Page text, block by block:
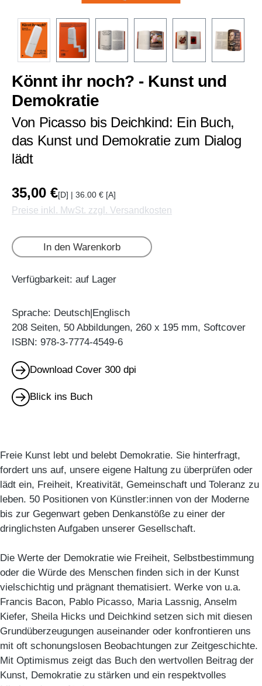
Könnt ihr noch? - Kunst und
Demokratie
Von Picasso bis Deichkind: Ein Buch,
das Kunst und Demokratie zum Dialog
lädt
35,00 €[D] | 36.00 € [A]
Preise inkl. MwSt. zzgl. Versandkosten
In den Warenkorb
Verfügbarkeit: auf Lager
Sprache: Deutsch|Englisch
208 Seiten, 50 Abbildungen, 260 x 195 mm, Softcover
ISBN: 978-3-7774-4549-6
Download Cover 300 dpi
Blick ins Buch
Freie Kunst lebt und belebt Demokratie. Sie hinterfragt,
fordert uns auf, unsere eigene Haltung zu überprüfen oder
lädt ein, Freiheit, Kreativität, Gemeinschaft und Toleranz zu
leben. 50 Positionen von Künstler:innen von der Moderne
bis zur Gegenwart geben Denkanstöße zu einer der
dringlichsten Aufgaben unserer Gesellschaft.
Die Werte der Demokratie wie Freiheit, Selbstbestimmung
oder die Würde des Menschen finden sich in der Kunst
vielschichtig und prägnant thematisiert. Werke von u.a.
Francis Bacon, Pablo Picasso, Maria Lassnig, Anselm
Kiefer, Sheila Hicks und Deichkind setzen sich mit diesen
Grundüberzeugungen auseinander oder konfrontieren uns
mit oft schonungslosen Beobachtungen zur Zeitgeschichte.
Mit Optimismus zeigt das Buch den wertvollen Beitrag der
Kunst, Demokratie zu stärken und ein respektvolles